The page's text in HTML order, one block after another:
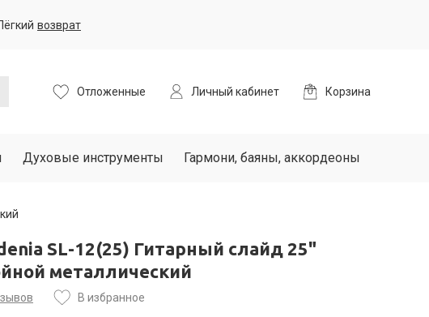
возврат
Отложенные Личный кабинет Корзина
Духовые инструменты Гармони, баяны, аккордеоны
SL-12(25) Гитарный слайд 25"
металлический
В избранное